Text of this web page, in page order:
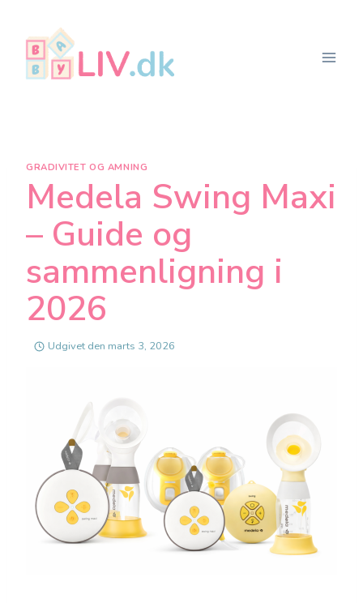
indhold
GRADIVITET OG AMNING
Medela Swing Maxi
– Guide og
sammenligning i
2026
Udgivet den marts 3, 2026